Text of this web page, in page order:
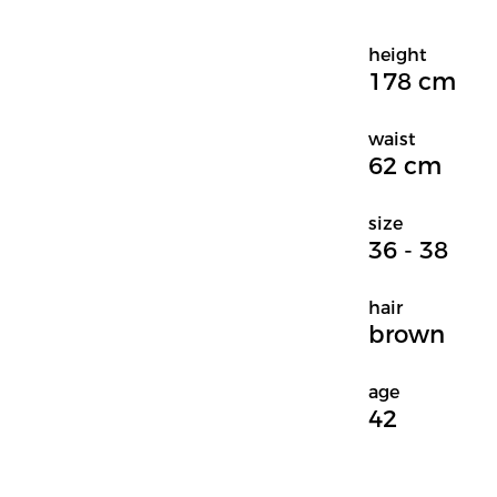
height
178 cm
waist
62 cm
size
36 - 38
hair
brown
age
42